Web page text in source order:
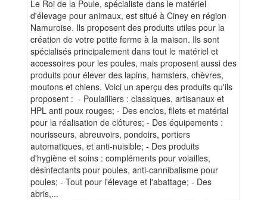
Le Roi de la Poule, spécialiste dans le matériel
d'élevage pour animaux, est situé à Ciney en région
Namuroise. Ils proposent des produits utiles pour la
création de votre petite ferme à la maison. Ils sont
spécialisés principalement dans tout le matériel et
accessoires pour les poules, mais proposent aussi des
produits pour élever des lapins, hamsters, chèvres,
moutons et chiens. Voici un aperçu des produits qu'ils
proposent : - Poulailliers : classiques, artisanaux et
HPL anti poux rouges; - Des enclos, filets et matérial
pour la réalisation de clôtures; - Des équipements :
nourisseurs, abreuvoirs, pondoirs, portiers
automatiques, et anti-nuisible; - Des produits
d'hygiène et soins : compléments pour volailles,
désinfectants pour poules, anti-cannibalisme pour
poules; - Tout pour l'élevage et l'abattage; - Des
abris,...